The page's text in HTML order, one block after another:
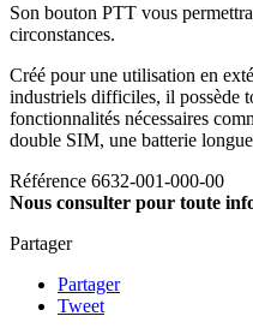
Son bouton PTT vous
circonstances.
Créé pour une utilisation en
industriels difficiles, il possède
fonctionnalités nécessaires
double SIM, une batterie
Référence 6632-001-000-00
Nous consulter pour toute
Partager
Partager
Tweet